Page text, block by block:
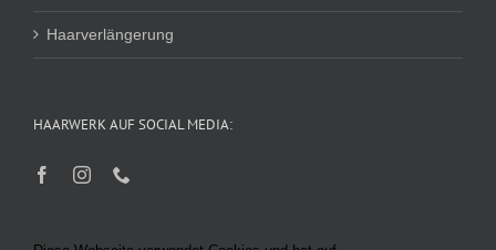
Haarverlängerung
HAARWERK AUF SOCIAL MEDIA: